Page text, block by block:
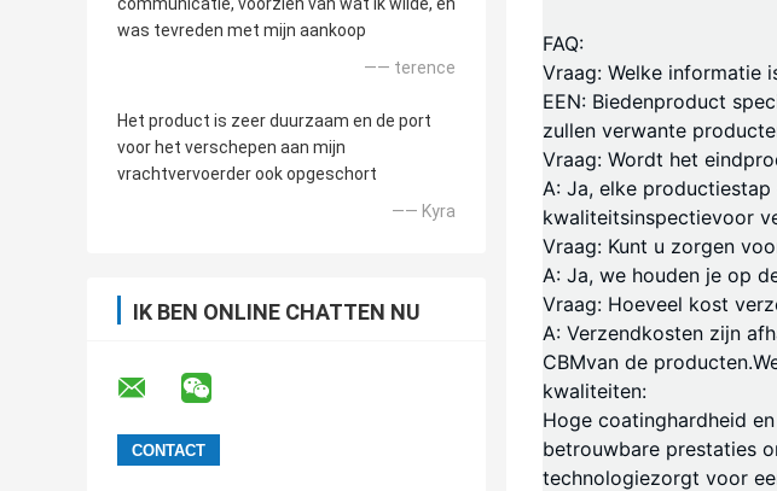
communicatie, voorzien van wat ik wilde, en
was tevreden met mijn aankoop
—— terence
Het product is zeer duurzaam en de port
voor het verschepen aan mijn
vrachtvervoerder ook opgeschort
—— Kyra
IK BEN ONLINE CHATTEN NU
FAQ:
Vraag: Welke informatie
EEN: Biedenproduct
zullen verwante
Vraag: Wordt het
A: Ja, elke productiestap
kwaliteitsinspectievoor
Vraag: Kunt u zorgen
A: Ja, we houden je op
Vraag: Hoeveel kost
A: Verzendkosten zijn
CBMvan de
kwaliteiten:
Hoge coatinghardheid
betrouwbare prestaties
technologiezorgt voor